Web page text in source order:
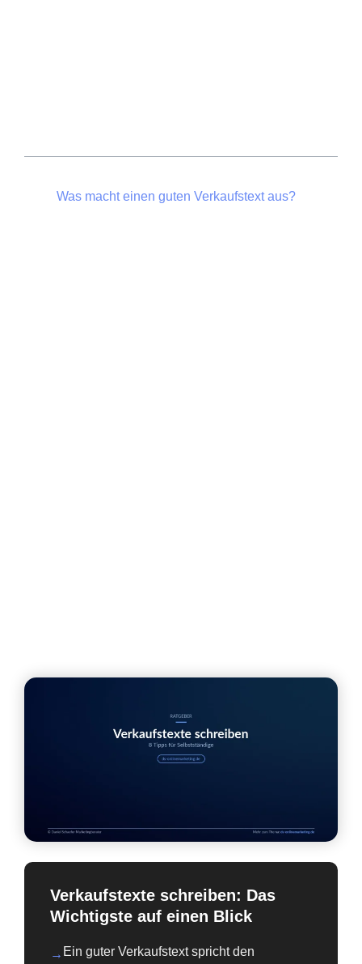
Was macht einen guten Verkaufstext aus?
Verkaufstexte schreiben: Das
Wichtigste auf einen Blick
→ Ein guter Verkaufstext spricht den